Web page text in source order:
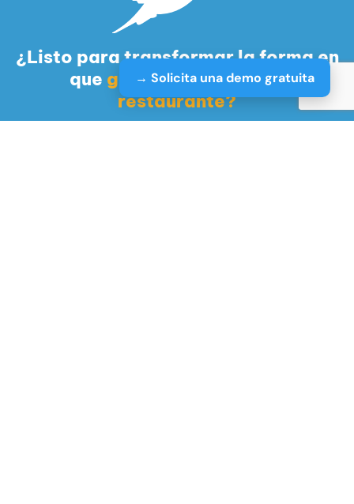
¿Listo para transformar la forma en
que gestionas tu hotel o
restaurante?
→ Solicita una demo gratuita